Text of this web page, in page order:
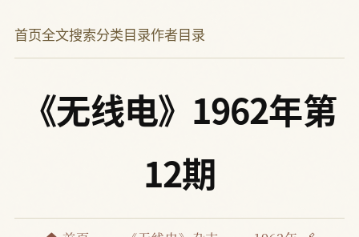
首页全文搜索分类目录作者目录
《无线电》1962年第
12期